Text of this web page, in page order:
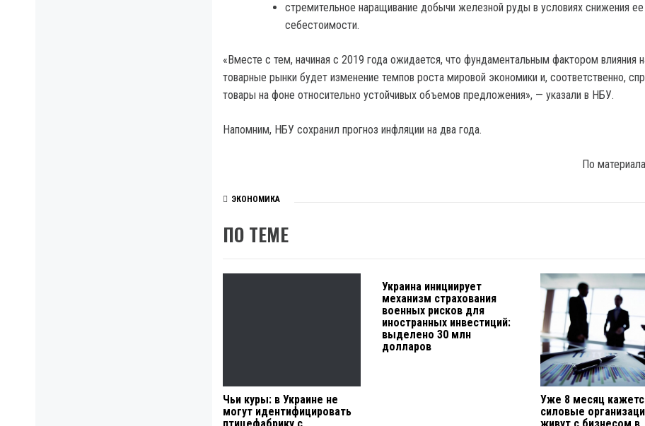
стремительное наращивание добычи железной руды в условиях снижения ее
себестоимости.
«Вместе с тем, начиная с 2019 года ожидается, что фундаментальным фактором влияния
товарные рынки будет изменение темпов роста мировой экономики и, соответственно,
товары на фоне относительно устойчивых объемов предложения», — указали в НБУ.
Напомним, НБУ сохранил прогноз инфляции на два года.
По
ЭКОНОМИКА
ПО ТЕМЕ
Чьи куры: в Украине не
могут идентифицировать
Украина инициирует
механизм страхования
военных рисков для
иностранных инвестиций:
выделено 30 млн
долларов
Уже 8 месяц
силовые